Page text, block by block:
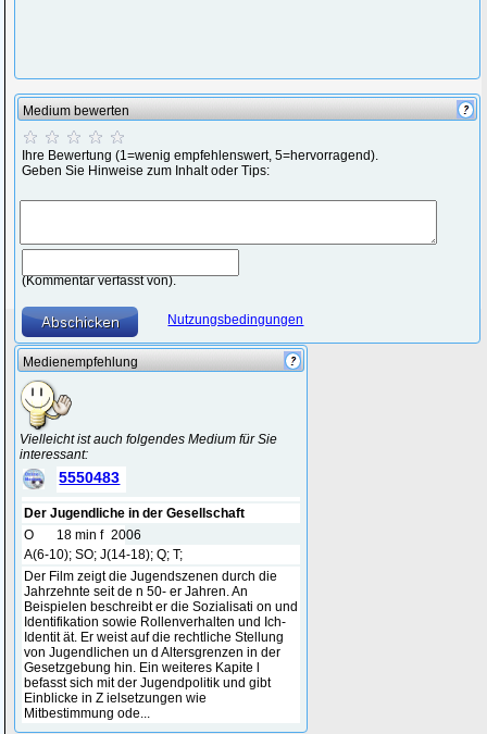
Medium bewerten
Ihre Bewertung (1=wenig empfehlenswert, 5=hervorragend).
Geben Sie Hinweise zum Inhalt oder Tips:
(Kommentar verfasst von).
Nutzungsbedingungen
Medienempfehlung
Vielleicht ist auch folgendes Medium für Sie
interessant:
5550483
Der Jugendliche in der Gesellschaft
O
18 min f 2006
A(6-10); SO; J(14-18); Q; T;
Der Film zeigt die Jugendszenen durch die
Jahrzehnte seit de n 50- er Jahren. An
Beispielen beschreibt er die Sozialisati on und
Identifikation sowie Rollenverhalten und Ich-
Identit ät. Er weist auf die rechtliche Stellung
von Jugendlichen un d Altersgrenzen in der
Gesetzgebung hin. Ein weiteres Kapite l
befasst sich mit der Jugendpolitik und gibt
Einblicke in Z ielsetzungen wie
Mitbestimmung ode...